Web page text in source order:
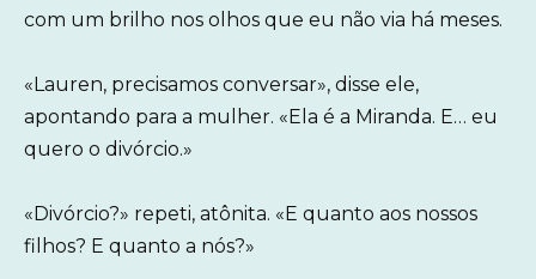
com um brilho nos olhos que eu não via há meses.
«Lauren, precisamos conversar», disse ele,
apontando para a mulher. «Ela é a Miranda. E… eu
quero o divórcio.»
«Divórcio?» repeti, atônita. «E quanto aos nossos
filhos? E quanto a nós?»